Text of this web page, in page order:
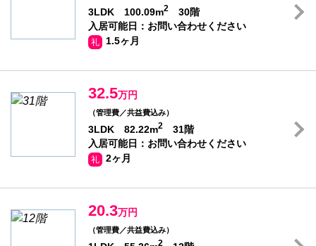
3LDK 100.09m2
30階
入居可能日：お問い合わせください
礼 1.5ヶ月
32.5万円
（管理費／共益費込み）
3LDK 82.22m2
31階
入居可能日：お問い合わせください
礼 2ヶ月
20.3万円
（管理費／共益費込み）
2